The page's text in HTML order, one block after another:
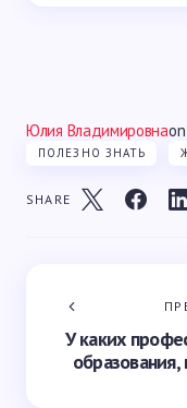
Юлия Владимировнаon
ПОЛЕЗНО ЗНАТЬ
SHARE
У каких